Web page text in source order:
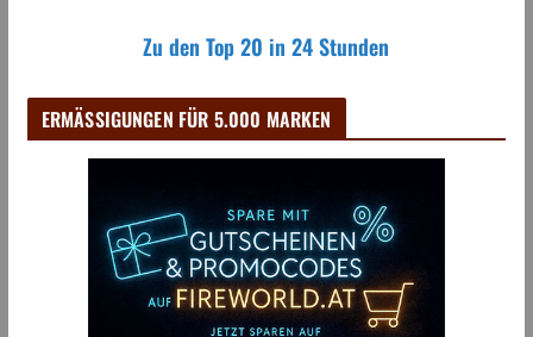
Zu den Top 20 in 24 Stunden
ERMÄSSIGUNGEN FÜR 5.000 MARKEN